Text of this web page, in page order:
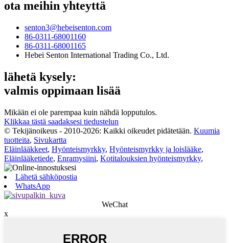
ota meihin yhteyttä
senton3@hebeisenton.com
86-0311-68001160
86-0311-68001165
Hebei Senton International Trading Co., Ltd.
lähetä kysely:
valmis oppimaan lisää
Mikään ei ole parempaa kuin nähdä lopputulos.
Klikkaa tästä saadaksesi tiedustelun
© Tekijänoikeus - 2010-2026: Kaikki oikeudet pidätetään. Kuumia
tuotteita, Sivukartta
Eläinlääkkeet, Hyönteismyrkky, Hyönteismyrkky ja loislääke,
Eläinlääketiede, Enramysiini, Kotitalouksien hyönteismyrkky,
Lähetä sähköpostia
WhatsApp
WeChat
x